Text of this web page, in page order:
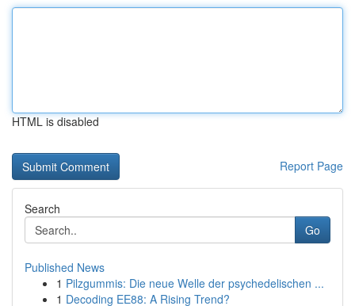
HTML is disabled
Report Page
Search
Go
Published News
1 Pilzgummis: Die neue Welle der psychedelischen ...
1 Decoding EE88: A Rising Trend?